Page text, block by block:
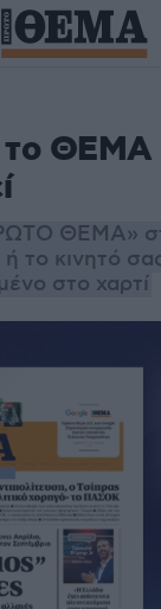
το ΘΕΜΑ
ΘΕΜΑ»
το κινητό
στο χαρτί